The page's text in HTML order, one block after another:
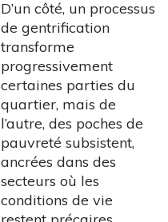
D’un côté, un processus
de gentrification
transforme
progressivement
certaines parties du
quartier, mais de
l’autre, des poches de
pauvreté subsistent,
ancrées dans des
secteurs où les
conditions de vie